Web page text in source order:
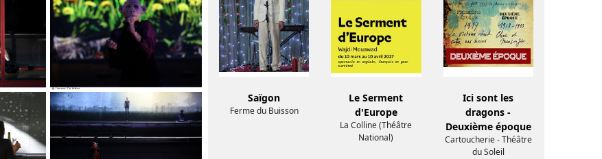
Saïgon
Ferme du Buisson
Le Serment
d'Europe
La Colline (Théâtre
National)
Ici sont les
dragons -
Deuxième époque
Cartoucherie - Théâtre
du Soleil